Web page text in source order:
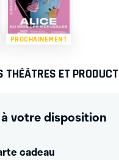
PROCHAINEMENT
THÉÂTRES ET
votre disposition
cadeau